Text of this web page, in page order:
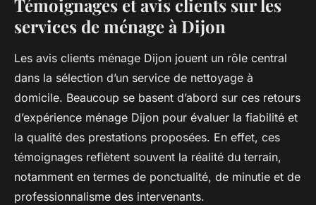
Témoignages et avis clients sur les
services de ménage à Dijon
Les avis clients ménage Dijon jouent un rôle central
dans la sélection d’un service de nettoyage à
domicile. Beaucoup se basent d’abord sur ces retours
d’expérience ménage Dijon pour évaluer la fiabilité et
la qualité des prestations proposées. En effet, ces
témoignages reflètent souvent la réalité du terrain,
notamment en termes de ponctualité, de minutie et de
professionnalisme des intervenants.